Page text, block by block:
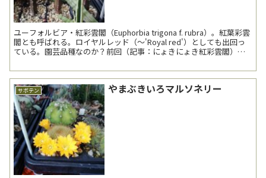
ユーフォルビア・紅彩雲閣（Euphorbia trigona f. rubra）。紅葉彩雲
閣とも呼ばれる。ロイヤルレッド（～'Royal red'）としても出回っ
ている。園芸品種なのか？前回（記事：にょきにょき紅彩雲閣）よ
サボテン やまぶきいろマルソネリー